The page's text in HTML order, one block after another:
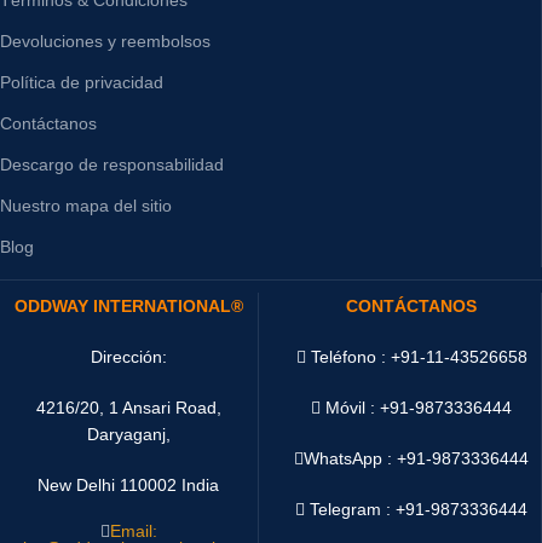
Devoluciones y reembolsos
Política de privacidad
Contáctanos
Descargo de responsabilidad
Nuestro mapa del sitio
Blog
ODDWAY INTERNATIONAL®
Dirección:
4216/20, 1 Ansari Road,
Daryaganj,
New Delhi 110002 India
Email:
CONTÁCTANOS
Teléfono : +91-11-43526658
Móvil : +91-9873336444
WhatsApp :+91-9873336444
Telegram : +91-9873336444